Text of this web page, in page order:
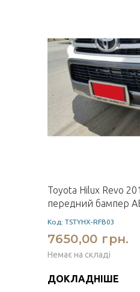
Toyota Hilux Revo
передний бампер
Код: TSTYHX-RFB03
7650,00 грн.
Немає на складі
ДОКЛАДНІШЕ